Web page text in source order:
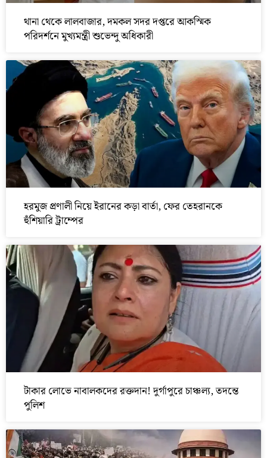
থানা থেকে লালবাজার, দমকল সদর দপ্তরে আকস্মিক
পরিদর্শনে মুখ্যমন্ত্রী শুভেন্দু অধিকারী
হরমুজ প্রণালী নিয়ে ইরানের কড়া বার্তা, ফের তেহরানকে
হুঁশিয়ারি ট্রাম্পের
টাকার লোভে নাবালকদের রক্তদান! দুর্গাপুরে চাঞ্চল্য, তদন্তে
পুলিশ